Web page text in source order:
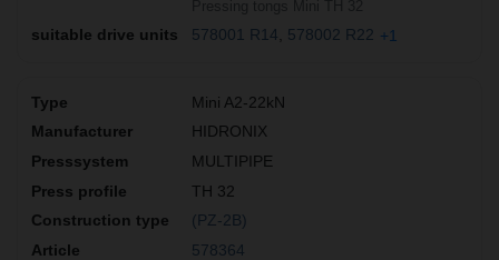
578001 R14 578002 R22 +1
Mini A2-22kN
HIDRONIX
MULTIPIPE
TH 32
(PZ-2B)
578364